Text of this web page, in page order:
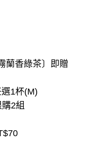
蘭香綠茶〕即贈
1杯(M)
2組